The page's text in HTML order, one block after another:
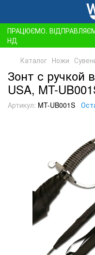
ПРАЦЮЄМО.
НД
Каталог Ножи
Зонт с ручкой
USA, MT-
Артикул: MT-UB001S